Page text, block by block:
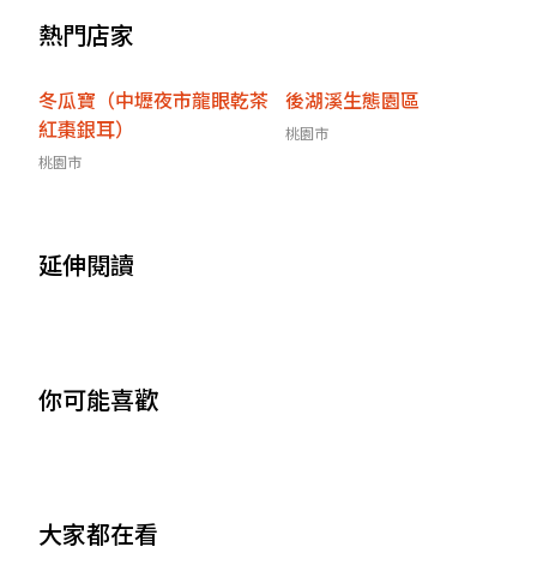
熱門店家
冬瓜寶（中壢夜市龍眼乾茶
紅棗銀耳）
桃園市
後湖溪生態園區
桃園市
延伸閱讀
你可能喜歡
大家都在看